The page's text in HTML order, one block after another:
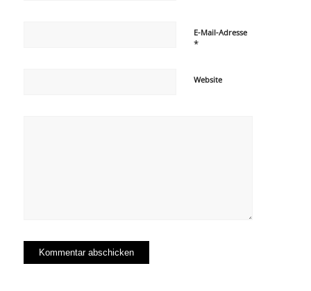
E-Mail-Adresse
*
Website